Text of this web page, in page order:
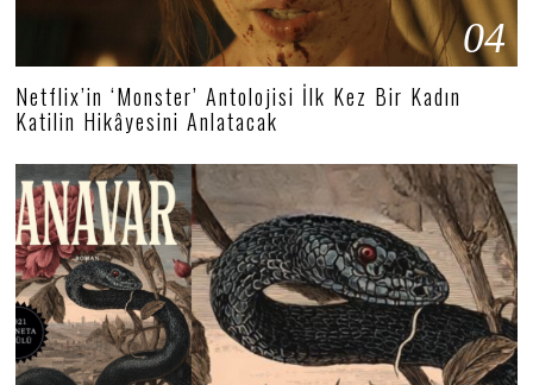
04
Netflix’in ‘Monster’ Antolojisi İlk Kez Bir Kadın
Katilin Hikâyesini Anlatacak